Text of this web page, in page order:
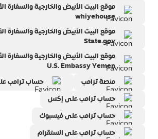
موقع البيت الأبيض والخارجية والسفارة
whiyehouse
موقع البيت الأبيض والخارجية والسفارة
State.gov
موقع البيت الأبيض والخارجية والسفارة
U.S. Embassy Yemen
منصة ترامب
حساب ترامب
حساب ترامب على إكس
حساب ترامب على فيسبوك
حساب ترامب على انستقرام